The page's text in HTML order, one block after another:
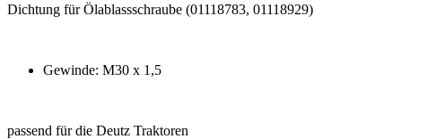
Dichtung für Ölablassschraube (01118783, 01118929)
Gewinde: M30 x 1,5
passend für die Deutz Traktoren